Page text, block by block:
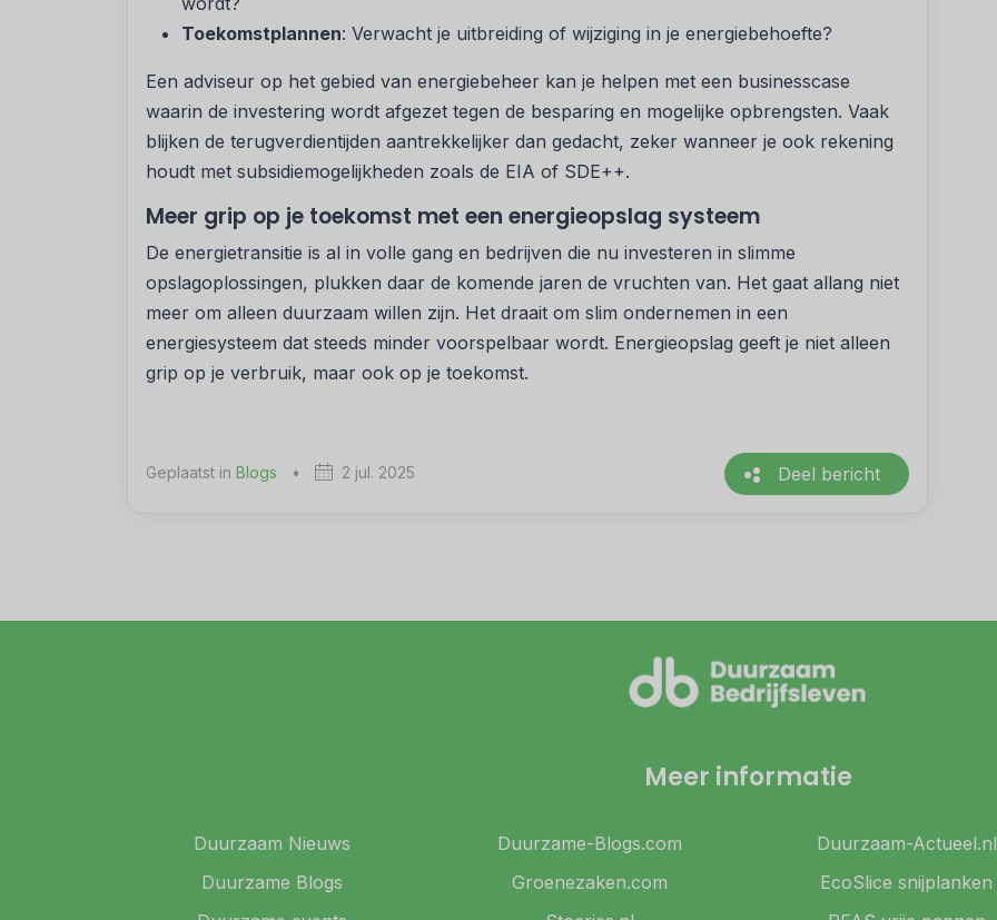
Toekomstplannen: Verwacht je uitbreiding of wijziging in je energiebehoefte?
Een adviseur op het gebied van energiebeheer kan je helpen met een businesscase
waarin de investering wordt afgezet tegen de besparing en mogelijke opbrengsten. Vaak
blijken de terugverdientijden aantrekkelijker dan gedacht, zeker wanneer je ook rekening
houdt met subsidiemogelijkheden zoals de EIA of SDE++.
Meer grip op je toekomst met een energieopslag systeem
De energietransitie is al in volle gang en bedrijven die nu investeren in slimme
opslagoplossingen, plukken daar de komende jaren de vruchten van. Het gaat allang niet
meer om alleen duurzaam willen zijn. Het draait om slim ondernemen in een
energiesysteem dat steeds minder voorspelbaar wordt. Energieopslag geeft je niet alleen
grip op je verbruik, maar ook op je toekomst.
Geplaatst in Blogs • 2 jul. 2025 Deel bericht
Meer informatie
Duurzaam Nieuws
Duurzame Blogs
Duurzame-Blogs.com
Groenezaken.com
Duurzaam-Actueel.nl
EcoSlice snijplanken